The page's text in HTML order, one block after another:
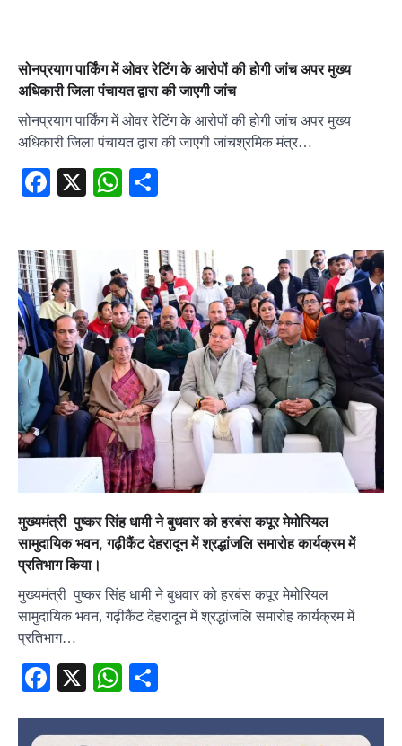
सोनप्रयाग पार्किंग में ओवर रेटिंग के आरोपों की होगी जांच अपर मुख्य
अधिकारी जिला पंचायत द्वारा की जाएगी जांच
सोनप्रयाग पार्किंग में ओवर रेटिंग के आरोपों की होगी जांच अपर मुख्य
अधिकारी जिला पंचायत द्वारा की जाएगी जांचश्रमिक मंत्र…
Facebook
X WhatsApp
मुख्यमंत्री पुष्कर सिंह धामी ने बुधवार को हरबंस कपूर मेमोरियल
सामुदायिक भवन, गढ़ीकैंट देहरादून में श्रद्धांजलि समारोह कार्यक्रम में
प्रतिभाग किया।
मुख्यमंत्री पुष्कर सिंह धामी ने बुधवार को हरबंस कपूर मेमोरियल
सामुदायिक भवन, गढ़ीकैंट देहरादून में श्रद्धांजलि समारोह कार्यक्रम में
प्रतिभाग…
Facebook
X WhatsApp